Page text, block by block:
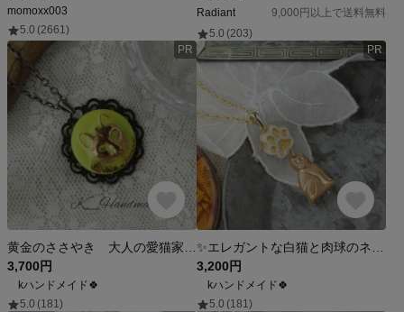
momoxx003
5.0 (2661)
Radiant
9,000円以上で送料無料
5.0 (203)
PR
3,700円
kハンドメイド🍀
5.0 (181)
PR
3,200円
kハンドメイド🍀
5.0 (181)